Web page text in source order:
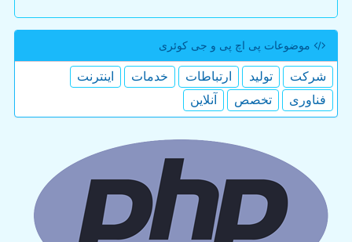
موضوعات پی اچ پی و جی كوئری
شركت تولید ارتباطات خدمات
اینترنت
فناوری
تخصص آنلاین